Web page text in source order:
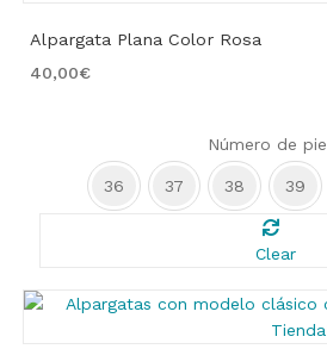
Alpargata Plana Color Rosa
40,00€
Número de pie
36 37 38 39
Clear